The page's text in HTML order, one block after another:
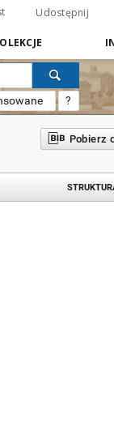
Udostępnij
?
Pobierz